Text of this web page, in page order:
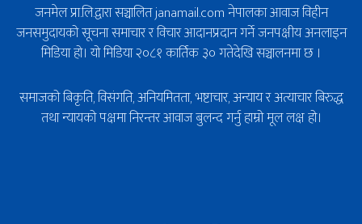
जनमेल प्रा.लि.द्वारा सञ्चालित janamail.com नेपालका आवाज विहीन
जनसमुदायको सूचना समाचार र विचार आदानप्रदान गर्ने जनपक्षीय अनलाइन
मिडिया हो। यो मिडिया २०८१ कार्तिक ३० गतेदेखि सञ्चालनमा छ ।
समाजको बिकृति, विसंगति, अनियमितता, भष्टाचार, अन्याय र अत्याचार बिरुद्ध
तथा न्यायको पक्षमा निरन्तर आवाज बुलन्द गर्नु हाम्रो मूल लक्ष हो।